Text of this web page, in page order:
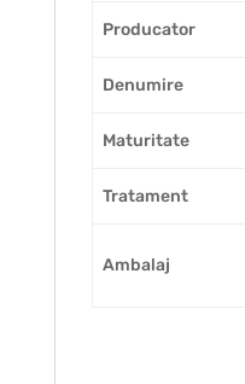
Producator
Denumire
Maturitate
Tratament
Ambalaj